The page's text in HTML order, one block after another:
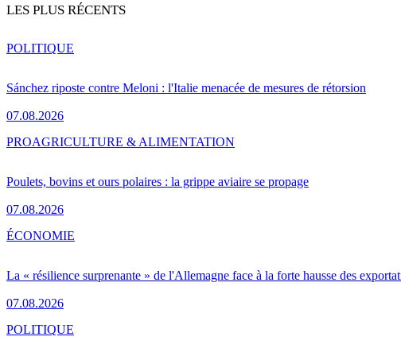
LES PLUS RÉCENTS
Sánchez riposte contre Meloni : l'Italie menacée de mesures de rétorsion
07.08.2026
POLITIQUE
Poulets, bovins et ours polaires : la grippe aviaire se propage
07.08.2026
PROAGRICULTURE & ALIMENTATION
La « résilience surprenante » de l'Allemagne face à la forte hausse des
07.08.2026
ÉCONOMIE
POLITIQUE